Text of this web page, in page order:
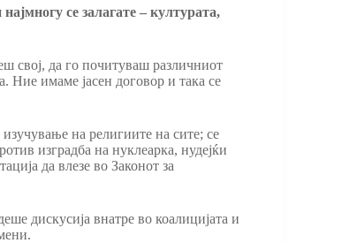
се залагате – културата,
свој, да го почитуваш различниот
Ние имаме јасен договор и така се
на религиите на сите; се
изградба на нуклеарка, нудејќи
да влезе во Законот за
дискусија внатре во коалицијата и